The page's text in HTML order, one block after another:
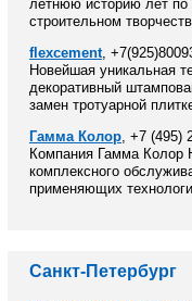
летнюю историю лет по
строительном
flexcement,
Новейшая уникальная
декоративный
замен тротуарной
Гамма Колор, +7 (495)
Компания Гамма Колор
комплексного
применяющих
Санкт-Петербург